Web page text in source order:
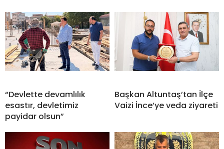
“Devlette devamlılık
esastır, devletimiz
payidar olsun”
Başkan Altuntaş’tan İlçe
Vaizi İnce’ye veda ziyareti